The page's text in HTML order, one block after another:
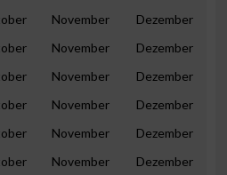
November
Dezember
November
Dezember
November
Dezember
November
Dezember
November
Dezember
November
Dezember